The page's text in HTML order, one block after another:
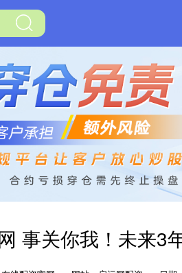
事关你我！未来3